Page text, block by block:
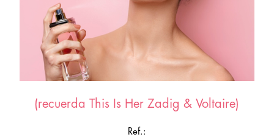
(recuerda This Is Her Zadig & Voltaire)
Ref.: